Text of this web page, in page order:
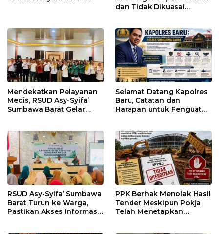
dan Tidak Dikuasai
Mendekatkan Pelayanan
Medis, RSUD Asy-Syifa’
Sumbawa Barat Gelar
Selamat Datang Kapolres
Baru, Catatan dan
Harapan untuk Penguatan
RSUD Asy-Syifa’ Sumbawa
Barat Turun ke Warga,
Pastikan Akses Informasi
PPK Berhak Menolak Hasil
Tender Meskipun Pokja
Telah Menetapkan